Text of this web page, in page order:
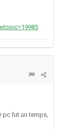
pc fut un temps,